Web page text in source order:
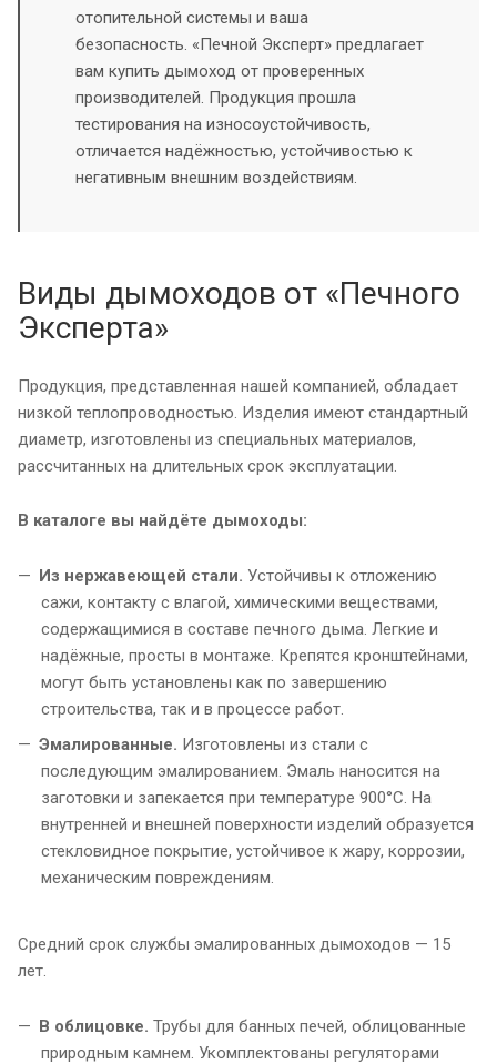
отопительной системы и ваша
безопасность. «Печной Эксперт» предлагает
вам купить дымоход от проверенных
производителей. Продукция прошла
тестирования на износоустойчивость,
отличается надёжностью, устойчивостью к
негативным внешним воздействиям.
Виды дымоходов от «Печного
Эксперта»
Продукция, представленная нашей компанией, обладает
низкой теплопроводностью. Изделия имеют стандартный
диаметр, изготовлены из специальных материалов,
рассчитанных на длительных срок эксплуатации.
В каталоге вы найдёте дымоходы:
Из нержавеющей стали. Устойчивы к отложению
сажи, контакту с влагой, химическими веществами,
содержащимися в составе печного дыма. Легкие и
надёжные, просты в монтаже. Крепятся кронштейнами,
могут быть установлены как по завершению
строительства, так и в процессе работ.
Эмалированные. Изготовлены из стали с
последующим эмалированием. Эмаль наносится на
заготовки и запекается при температуре 900°С. На
внутренней и внешней поверхности изделий образуется
стекловидное покрытие, устойчивое к жару, коррозии,
механическим повреждениям.
Средний срок службы эмалированных дымоходов — 15
лет.
В облицовке. Трубы для банных печей, облицованные
природным камнем. Укомплектованы регуляторами